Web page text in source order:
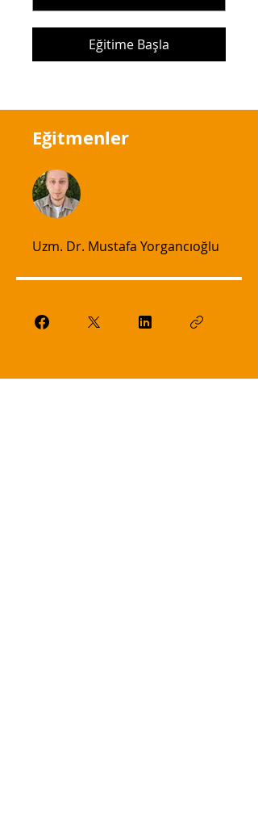
Eğitime Başla
Eğitmenler
Uzm. Dr. Mustafa Yorgancıoğlu